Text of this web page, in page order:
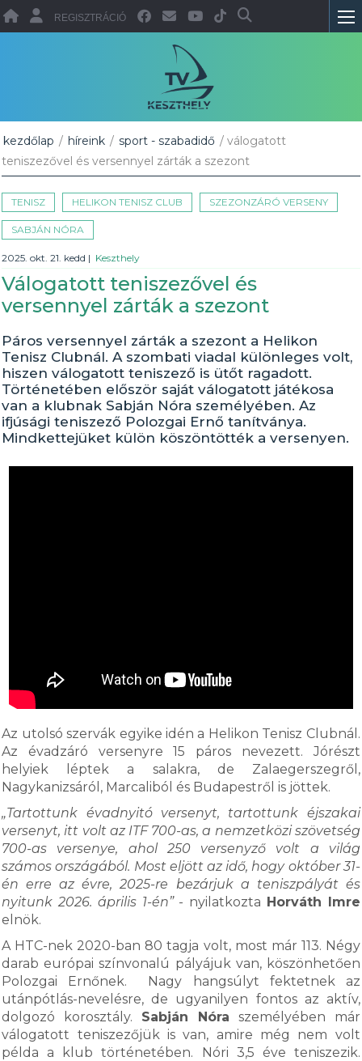
REGISZTRÁCIÓ
kezdőlap / híreink / sport - szabadidő / válogatott
teniszezővel és versennyel zárták a szezont
TENISZ HELIKON TENISZ CLUB SZEZONZÁRÓ VERSENY
SABJÁN NÓRA
2025. okt. 21. kedd | Keszthely
Válogatott teniszezővel és
versennyel zárták a szezont
Páros versennyel zárták a szezont a Helikon
Tenisz Clubnál. A szombati viadal különleges volt,
hiszen válogatott teniszező is ütőt ragadott.
Történetében először saját válogatott játékosa
van a klubnak Sabján Nóra személyében. Az
ifjúsági teniszező Polozgai Ernő tanítványa.
Mindkettejüket külön köszöntötték a versenyen.
Az utolsó szervák egyike idén a Helikon Tenisz Clubnál.
Az évadzáró versenyre 15 páros nevezett. Jórészt
helyiek léptek a salakra, de Zalaegerszegről,
Nagykanizsáról, Marcaliból és Budapestről is jöttek.
„Tartottunk évadnyitó versenyt, tartottunk éjszakai
versenyt, itt volt az ITF 700-as, a nemzetközi szövetség
700-as versenye, ahol 250 versenyző volt a világ
számos országából. Most eljött az idő, hogy október 31-
én erre az évre, 2025-re bezárjuk a teniszpályát és
nyitunk 2026. április 1-én” - nyilatkozta Horváth Imre
elnök.
A HTC-nek 2020-ban 80 tagja volt, most már 113. Négy
darab európai színvonalú pályájuk van, köszönhetően
Polozgai Ernőnek. Nagy hangsúlyt fektetnek az
utánpótlás-nevelésre, de ugyanilyen fontos az aktív,
dolgozó korosztály. Sabján Nóra személyében már
válogatott teniszezőjük is van, amire még nem volt
példa a klub történetében. Nóri 3,5 éve teniszezik.